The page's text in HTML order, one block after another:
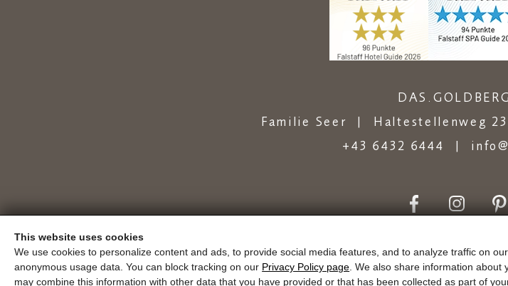
This website uses cookies
We use cookies to personalize content and ads, to provide social media features, and to analyze traffic on
anonymous usage data. You can block tracking on our Privacy Policy page . We also share information
may combine this information with other data that you have provided or that has been collected as part of
Familie Seer
Haltestellenweg 23
+43 6432 6444
Onderwijs golden.blog Bonnen Goud.winkel Taxaties